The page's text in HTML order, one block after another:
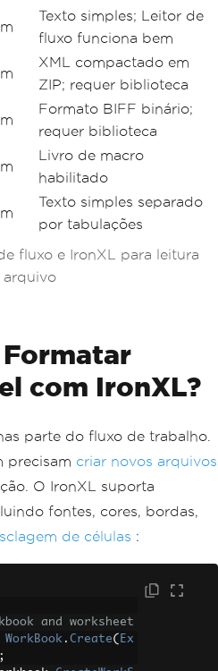
fluxo e IronXL para leitura
arquivo
Texto simples; Leitor de
fluxo funciona bem
XML compactado em
ZIP; requer biblioteca
Formato BIFF binário;
requer biblioteca
Livro de macro
habilitado
Texto simples separado
por tabulações
com IronXL?
parte do fluxo de trabalho.
precisam criar novos arquivos
O IronXL suporta
fontes, cores, bordas,
de células :
and worksheet
WorkBook . Create( Ex